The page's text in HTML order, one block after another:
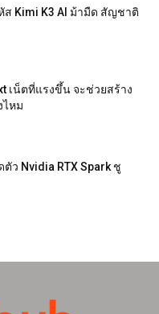
ส Kimi K3 AI ม้ามืด สัญชาติ
เน็ตที่แรงขึ้น จะช่วยสร้าง
ไหม
ตัว Nvidia RTX Spark ชู